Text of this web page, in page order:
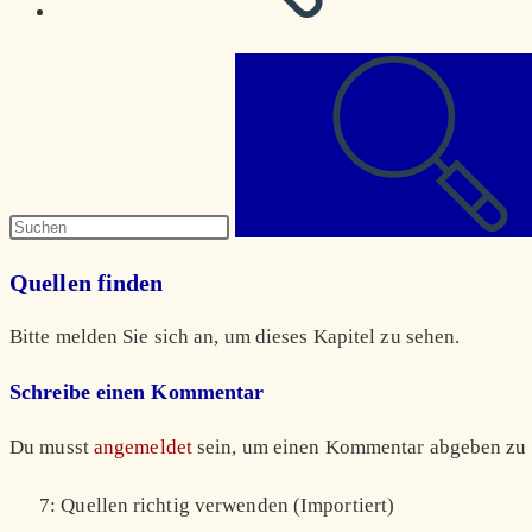
Quellen finden
Bitte melden Sie sich an, um dieses Kapitel zu sehen.
Schreibe einen Kommentar
Du musst angemeldetsein, um einen Kommentar abgeben zu
7: Quellen richtig verwenden (Importiert)